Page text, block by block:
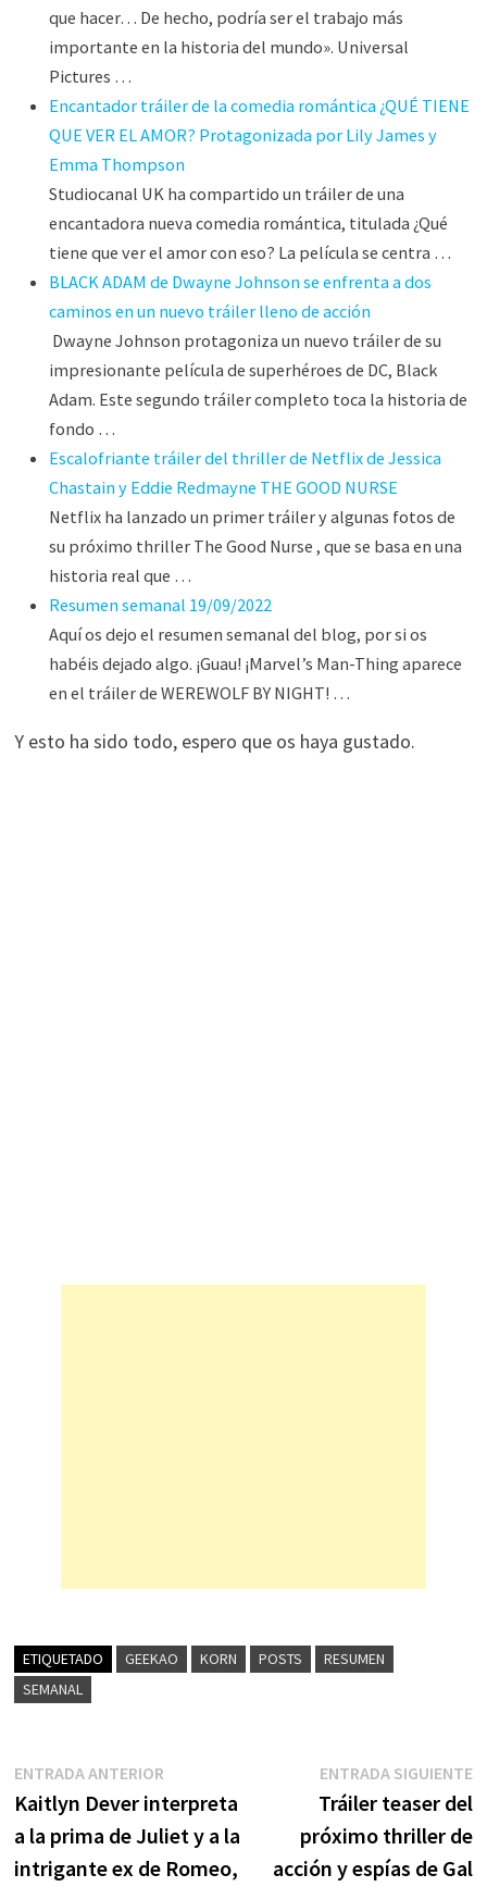
que hacer… De hecho, podría ser el trabajo más
importante en la historia del mundo». Universal
Pictures …
Encantador tráiler de la comedia romántica ¿QUÉ TIENE
QUE VER EL AMOR? Protagonizada por Lily James y
Emma Thompson
Studiocanal UK ha compartido un tráiler de una
encantadora nueva comedia romántica, titulada ¿Qué
tiene que ver el amor con eso? La película se centra …
BLACK ADAM de Dwayne Johnson se enfrenta a dos
caminos en un nuevo tráiler lleno de acción
Dwayne Johnson protagoniza un nuevo tráiler de su
impresionante película de superhéroes de DC, Black
Adam. Este segundo tráiler completo toca la historia de
fondo …
Escalofriante tráiler del thriller de Netflix de Jessica
Chastain y Eddie Redmayne THE GOOD NURSE
Netflix ha lanzado un primer tráiler y algunas fotos de
su próximo thriller The Good Nurse , que se basa en una
historia real que …
Resumen semanal 19/09/2022
Aquí os dejo el resumen semanal del blog, por si os
habéis dejado algo. ¡Guau! ¡Marvel’s Man-Thing aparece
en el tráiler de WEREWOLF BY NIGHT! …
Y esto ha sido todo, espero que os haya gustado.
ETIQUETADO GEEKAO KORN POSTS
RESUMEN
SEMANAL
Navegación
de
entradas
ENTRADA ANTERIOREntrada
anterior:
Kaitlyn Dever interpreta
a la prima de Juliet y a la
intrigante ex de Romeo,
ENTRADA SIGUIENTE
Tráiler teaser del
próximo thriller de
acción y espías de Gal